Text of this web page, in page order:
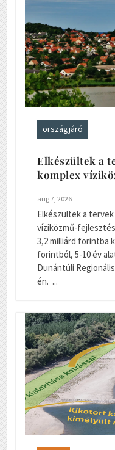
országjáró
Elkészültek a
komplex
aug 7, 2026
Elkészültek a
víziközmű-
3,2 milliárd forintba
forintból, 5-10 év
Dunántúli
én. ...